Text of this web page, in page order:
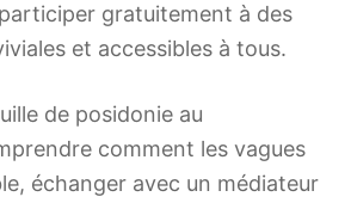
gratuitement à des
et accessibles à tous.
de posidonie au
comment les vagues
échanger avec un médiateur